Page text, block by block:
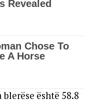
është 58.8